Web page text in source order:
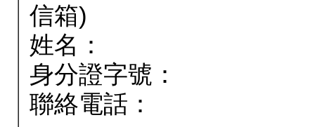
信箱)
姓名：
身分證字號：
聯絡電話：